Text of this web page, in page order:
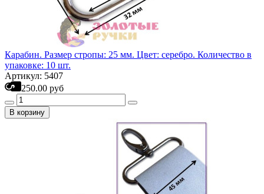
Карабин. Размер стропы: 25 мм. Цвет: серебро. Количество в
упаковке: 10 шт.
Артикул: 5407
250.00 руб
В корзину